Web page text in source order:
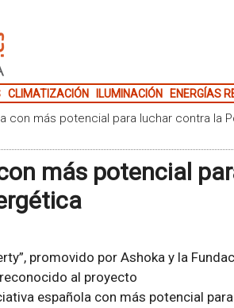
CLIMATIZACIÓN ILUMINACIÓN ENERGÍAS
con más potencial para luchar contra la
más potencial
promovido por Ashoka y la
al proyecto
española con más potencial